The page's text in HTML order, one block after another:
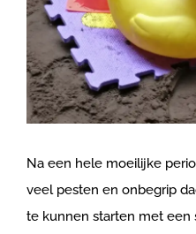
Na een hele moeilijke
veel pesten en onbegrip
te kunnen starten met een